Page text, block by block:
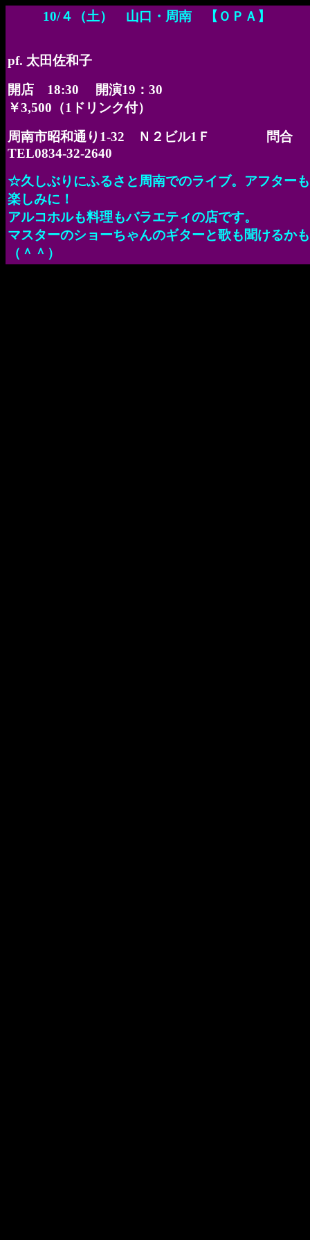
10/４（土） 山口・周南 【ＯＰＡ】
pf. 太田佐和子
開店 18:30 開演19：30
￥3,500（1ドリンク付）
周南市昭和通り1-32 Ｎ２ビル1Ｆ 問合
TEL0834-32-2640
☆久しぶりにふるさと周南でのライブ。アフター
楽しみに！
アルコホルも料理もバラエティの店です。
マスターのショーちゃんのギターと歌も聞けるかも
（＾＾）